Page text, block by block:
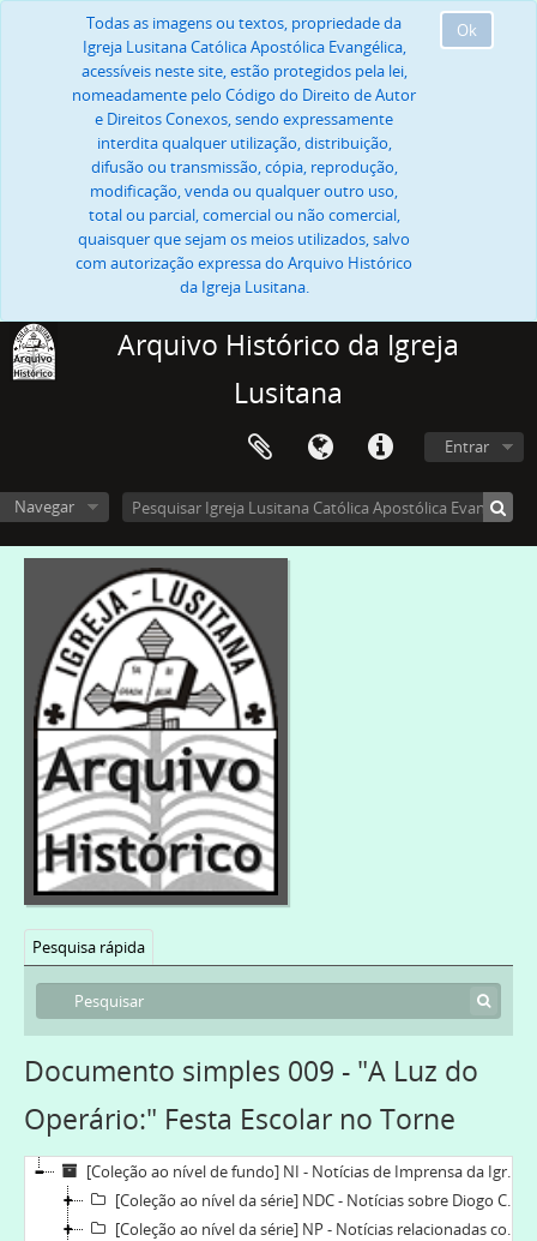
Ok
Todas as imagens ou textos, propriedade da
Igreja Lusitana Católica Apostólica Evangélica,
acessíveis neste site, estão protegidos pela lei,
nomeadamente pelo Código do Direito de Autor
e Direitos Conexos, sendo expressamente
interdita qualquer utilização, distribuição,
difusão ou transmissão, cópia, reprodução,
modificação, venda ou qualquer outro uso,
total ou parcial, comercial ou não comercial,
quaisquer que sejam os meios utilizados, salvo
com autorização expressa do Arquivo Histórico
da Igreja Lusitana.
Arquivo Histórico da Igreja
Lusitana
Entrar
Navegar
Pesquisa rápida
Documento simples 009 - "A Luz do
Operário:" Festa Escolar no Torne
[Coleção ao nível de fundo] NI - Notícias de Imprensa da Igreja Lusitana, 1912-1993-10-31
[Coleção ao nível da série] NDC - Notícias sobre Diogo Cassels, 1922-12-26-1944-11-02
[Coleção ao nível da série] NP - Notícias relacionadas com a Igreja Lusitana, [19--]